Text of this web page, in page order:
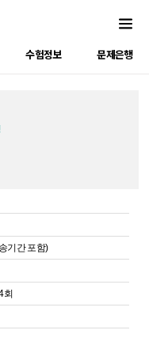
수험정보 문제은행
기간 포함)
회